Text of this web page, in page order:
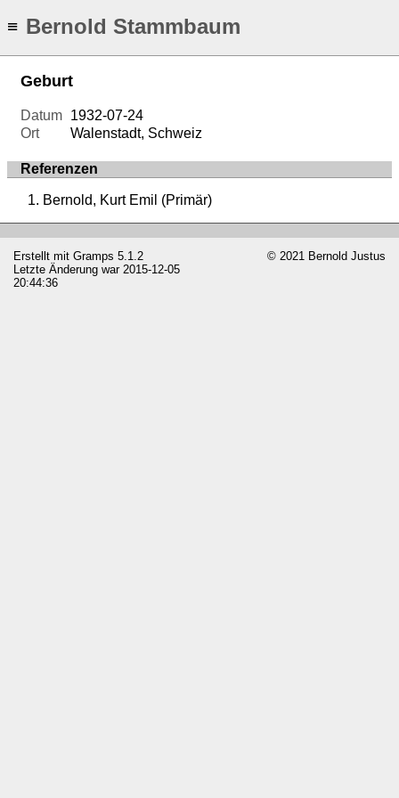
≡ Bernold Stammbaum
Geburt
Datum 1932-07-24
Ort
Walenstadt, Schweiz
Referenzen
Bernold, Kurt Emil (Primär)
Erstellt mit Gramps 5.1.2
Letzte Änderung war 2015-12-05
20:44:36
© 2021 Bernold Justus